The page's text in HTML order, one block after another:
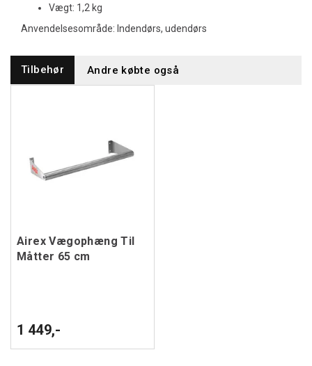
Vægt: 1,2 kg
Anvendelsesområde: Indendørs, udendørs
Tilbehør Andre købte også
Airex Vægophæng Til
Måtter 65 cm
1 449,-